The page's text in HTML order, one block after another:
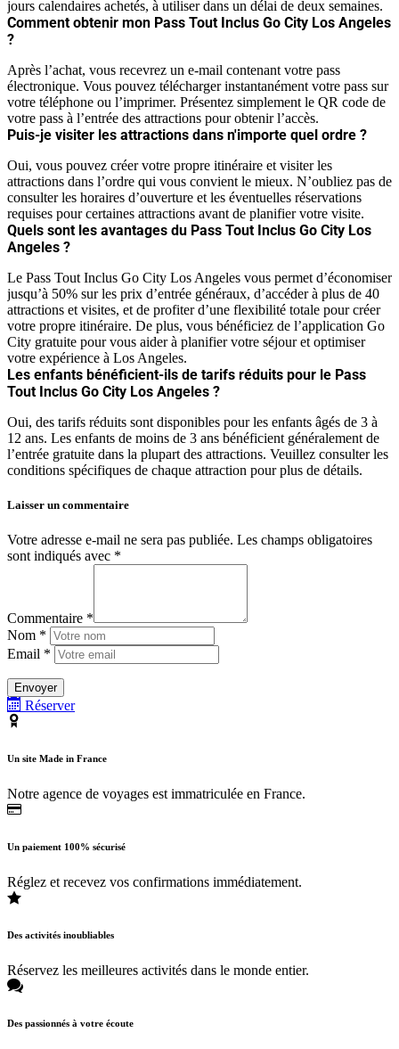
jours calendaires achetés, à utiliser dans un délai de deux semaines.
Comment obtenir mon Pass Tout Inclus Go City Los Angeles
?
Après l’achat, vous recevrez un e-mail contenant votre pass
électronique. Vous pouvez télécharger instantanément votre pass sur
votre téléphone ou l’imprimer. Présentez simplement le QR code de
votre pass à l’entrée des attractions pour obtenir l’accès.
Puis-je visiter les attractions dans n'importe quel ordre ?
Oui, vous pouvez créer votre propre itinéraire et visiter les
attractions dans l’ordre qui vous convient le mieux. N’oubliez pas de
consulter les horaires d’ouverture et les éventuelles réservations
requises pour certaines attractions avant de planifier votre visite.
Quels sont les avantages du Pass Tout Inclus Go City Los
Angeles ?
Le Pass Tout Inclus Go City Los Angeles vous permet d’économiser
jusqu’à 50% sur les prix d’entrée généraux, d’accéder à plus de 40
attractions et visites, et de profiter d’une flexibilité totale pour créer
votre propre itinéraire. De plus, vous bénéficiez de l’application Go
City gratuite pour vous aider à planifier votre séjour et optimiser
votre expérience à Los Angeles.
Les enfants bénéficient-ils de tarifs réduits pour le Pass
Tout Inclus Go City Los Angeles ?
Oui, des tarifs réduits sont disponibles pour les enfants âgés de 3 à
12 ans. Les enfants de moins de 3 ans bénéficient généralement de
l’entrée gratuite dans la plupart des attractions. Veuillez consulter les
conditions spécifiques de chaque attraction pour plus de détails.
Laisser un commentaire
Votre adresse e-mail ne sera pas publiée. Les champs obligatoires
sont indiqués avec *
Commentaire *
Nom *
Email *
Réserver
Un site Made in France
Notre agence de voyages est immatriculée en France.
Un paiement 100% sécurisé
Réglez et recevez vos confirmations immédiatement.
Des activités inoubliables
Réservez les meilleures activités dans le monde entier.
Des passionnés à votre écoute